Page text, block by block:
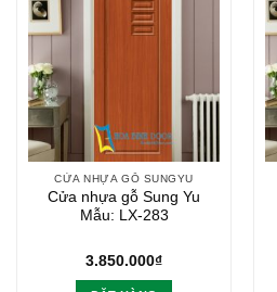
CỬA NHỰA GỖ SUNGYU
Cửa nhựa gỗ Sung Yu
Mẫu: LX-283
3.850.000₫